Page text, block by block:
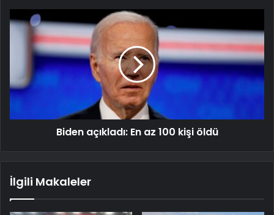
Biden açıkladı: En az 100 kişi öldü
İlgili Makaleler